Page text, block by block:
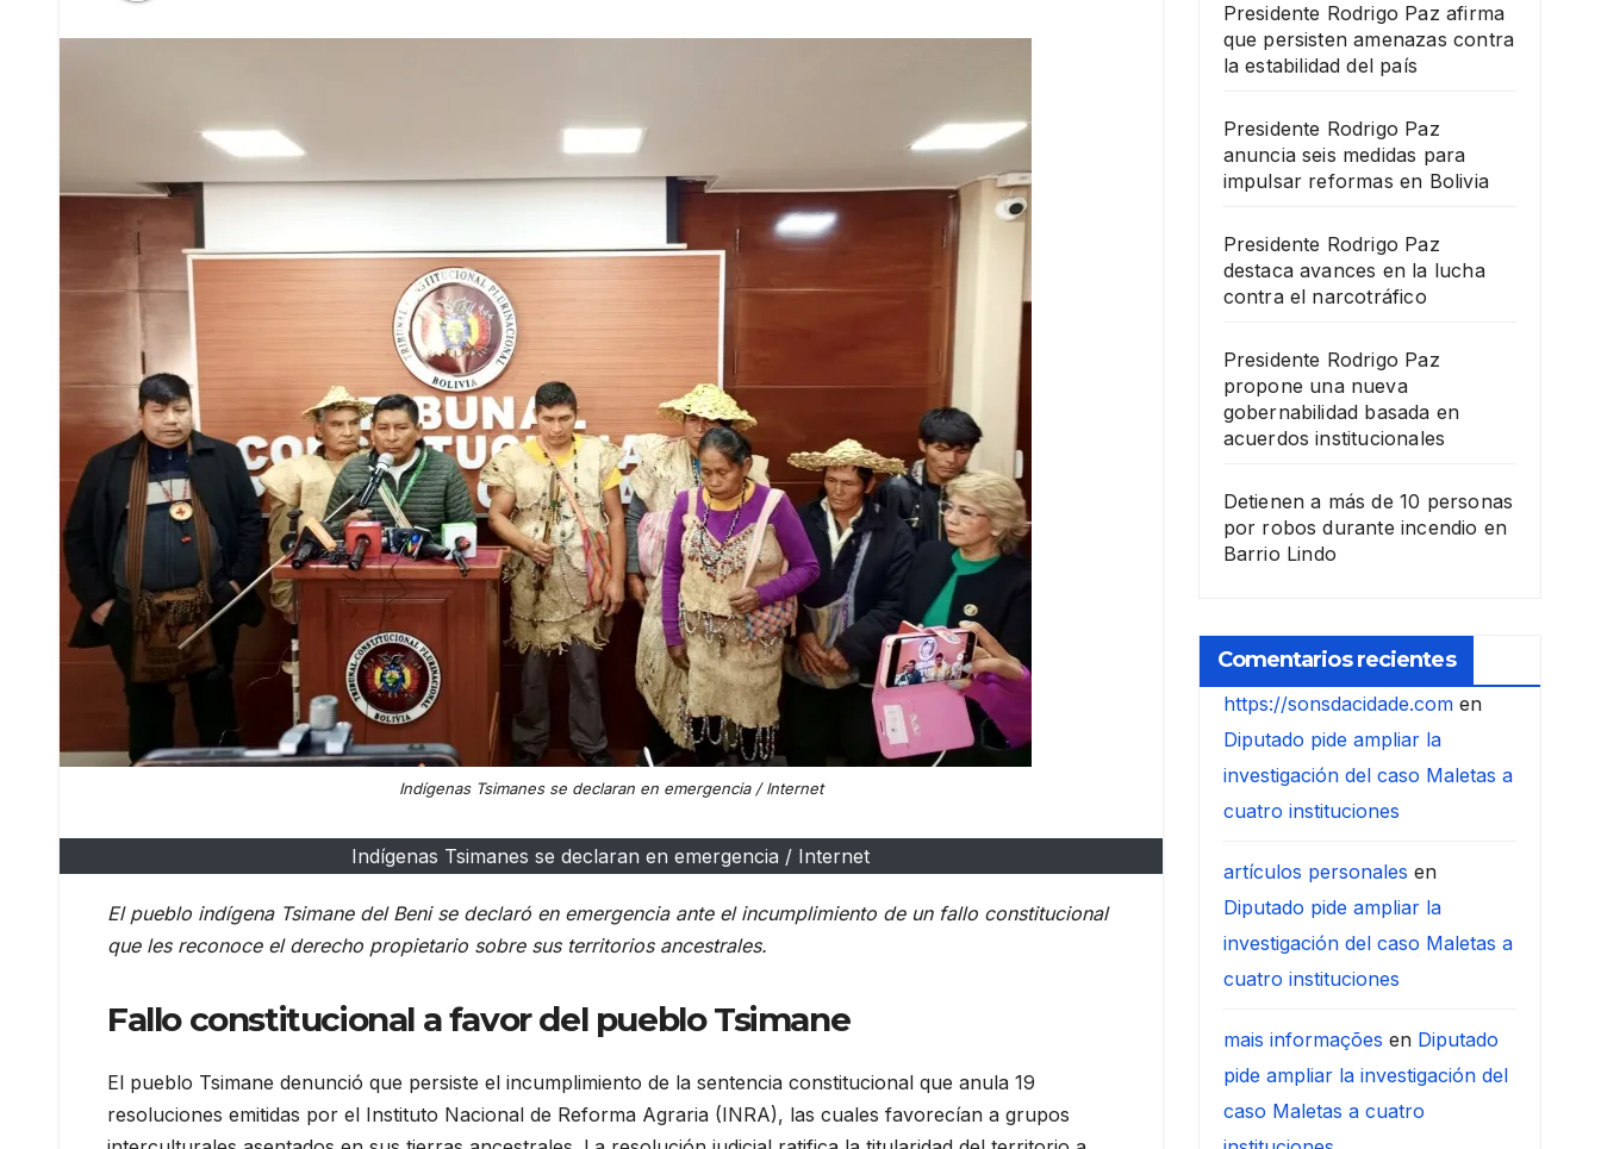
Indígenas Tsimanes se declaran en emergencia / Internet
Indígenas Tsimanes se declaran en emergencia / Internet
El pueblo indígena Tsimane del Beni se declaró en emergencia ante el incumplimiento de un fallo constitucional
que les reconoce el derecho propietario sobre sus territorios ancestrales.
Fallo constitucional a favor del pueblo Tsimane
El pueblo Tsimane denunció que persiste el incumplimiento de la sentencia constitucional que anula 19
resoluciones emitidas por el Instituto Nacional de Reforma Agraria (INRA), las cuales favorecían a grupos
Presidente Rodrigo Paz afirma
que persisten amenazas contra
la estabilidad del país
Presidente Rodrigo Paz
anuncia seis medidas para
impulsar reformas en Bolivia
Presidente Rodrigo Paz
destaca avances en la lucha
contra el narcotráfico
Presidente Rodrigo Paz
propone una nueva
gobernabilidad basada en
acuerdos institucionales
Detienen a más de 10 personas
por robos durante incendio en
Barrio Lindo
Comentarios recientes
https://sonsdacidade.comen
Diputado pide ampliar la
investigación del caso Maletas a
cuatro instituciones
artículos personales en
Diputado pide ampliar la
investigación del caso Maletas a
cuatro instituciones
mais informações en Diputado
pide ampliar la investigación del
caso Maletas a cuatro